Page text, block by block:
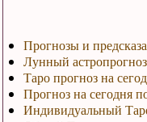
Прогнозы и
Лунный
Таро прогноз на
Прогноз на сегодня
Индивидуальный